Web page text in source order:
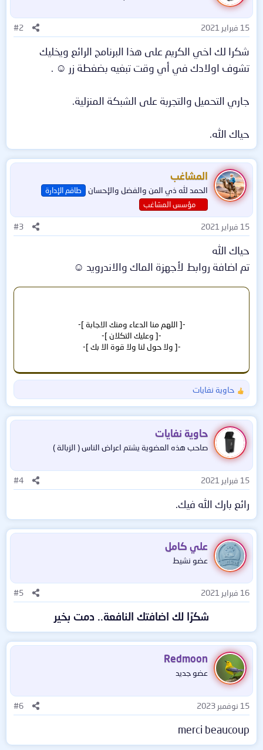
ا
ت
15 فبراير 2021 #2
شكرا لك اخي الكريم على هذا البرنامج الرائع ويخليك
تشوف اولادك في أي وقت تبغيه بضغطة زر ☺️ .
جاري التحميل والتجربة على الشبكة المنزلية.
حياك الله.
المشاغب
الحمد لله ذي المن والفضل والإحسان
طاقم الإدارة
مؤسس المشاغب
15 فبراير 2021 #3
حياك الله
تم اضافة روابط لأجهزة الماك والاندرويد ☺
-[ اللهم منا الدعاء ومنك الاجابة ]-
-[ وعليك التكلان ]-
-[ ولا حول لنا ولا قوة الا بك ]-
ل
ت
ف
ا
ع
ا
ت
حاوية نفايات
حاوية نفايات
صاحب هذه العضوية يشتم اعراض الناس ( الزبالة )
15 فبراير 2021 #4
رائع بارك الله فيك.
علي كامل
عضو نشيط
16 فبراير 2021 #5
شكرًا لك اضافتك النافعة.. دمت بخير
Redmoon
عضو جديد
15 نوفمبر 2023 #6
merci beaucoup